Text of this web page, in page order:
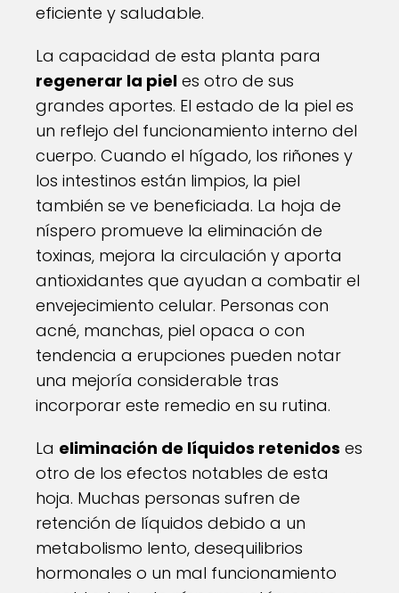
eficiente y saludable.
La capacidad de esta planta para
regenerar la piel es otro de sus
grandes aportes. El estado de la piel es
un reflejo del funcionamiento interno del
cuerpo. Cuando el hígado, los riñones y
los intestinos están limpios, la piel
también se ve beneficiada. La hoja de
níspero promueve la eliminación de
toxinas, mejora la circulación y aporta
antioxidantes que ayudan a combatir el
envejecimiento celular. Personas con
acné, manchas, piel opaca o con
tendencia a erupciones pueden notar
una mejoría considerable tras
incorporar este remedio en su rutina.
La eliminación de líquidos retenidos es
otro de los efectos notables de esta
hoja. Muchas personas sufren de
retención de líquidos debido a un
metabolismo lento, desequilibrios
hormonales o un mal funcionamiento